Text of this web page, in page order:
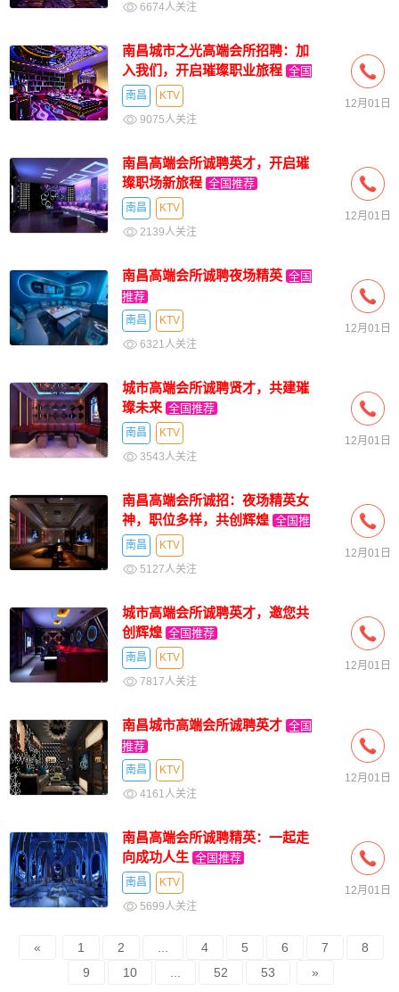
6674人关注
南昌城市之光高端会所招聘：加
入我们，开启璀璨职业旅程 全国
推荐
南昌
KTV
9075人关注
12月01日
南昌高端会所诚聘英才，开启璀
璨职场新旅程 全国推荐
南昌
KTV
2139人关注
12月01日
南昌高端会所诚聘夜场精英 全国
推荐
南昌
KTV
6321人关注
12月01日
城市高端会所诚聘贤才，共建璀
璨未来 全国推荐
南昌
KTV
3543人关注
12月01日
南昌高端会所诚招：夜场精英女
神，职位多样，共创辉煌 全国推
荐南昌
KTV
5127人关注
12月01日
城市高端会所诚聘英才，邀您共
创辉煌 全国推荐
南昌
KTV
7817人关注
12月01日
南昌城市高端会所诚聘英才 全国
推荐
南昌
KTV
4161人关注
12月01日
南昌高端会所诚聘精英：一起走
向成功人生 全国推荐
南昌
KTV
5699人关注
12月01日
« 1 2 4 5 6 7
8
9
10 52 53 »